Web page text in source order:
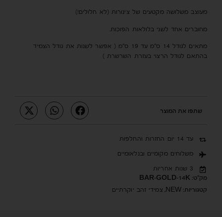
מעוצב משלושה מקטעים של צינורות (לא חלולים!)
מחוברים אחד לשני בלולאות הפוכות.
מתאים לגודל 14 ס”מ עד 19 ס”מ ( אפשר לשנות את גודל הצמיד
בהתאם לגודל הרצוי בעזרת השרשרת )
שתפו את המוצר
עד 14 יום החזרות והחלפות
משלוחים מקומיים ובנלאומיים
3 שנות אחריות
מק"ט: BAR-GOLD-14K
קטגוריות: NEW
, צמידי זהב יוקרתיים